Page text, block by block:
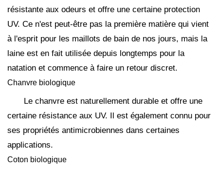
résistante aux odeurs et offre une certaine protection
UV. Ce n'est peut-être pas la première matière qui vient
à l'esprit pour les maillots de bain de nos jours, mais la
laine est en fait utilisée depuis longtemps pour la
natation et commence à faire un retour discret.
Chanvre biologique
Le chanvre est naturellement durable et offre une
certaine résistance aux UV. Il est également connu pour
ses propriétés antimicrobiennes dans certaines
applications.
Coton biologique